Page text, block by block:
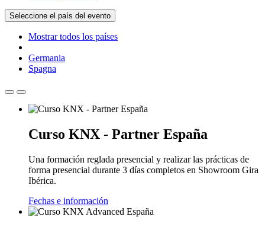
Seleccione el país del evento
Mostrar todos los países
Germania
Spagna
Curso KNX - Partner España
Una formación reglada presencial y realizar las prácticas de
forma presencial durante 3 días completos en Showroom Gira
Ibérica.
Fechas e información